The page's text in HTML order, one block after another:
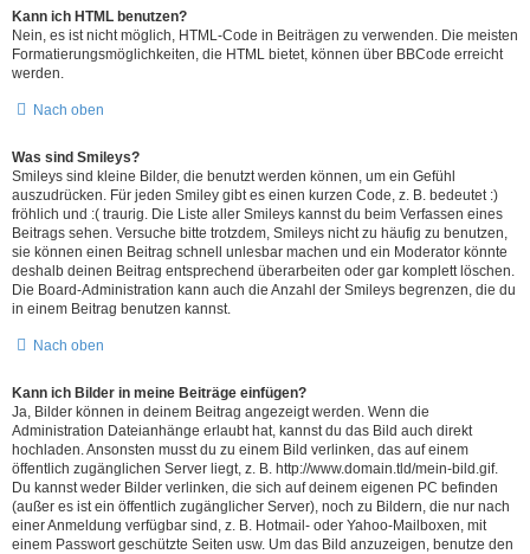
Kann ich HTML benutzen?
Nein, es ist nicht möglich, HTML-Code in Beiträgen zu verwenden. Die meisten
Formatierungsmöglichkeiten, die HTML bietet, können über BBCode erreicht
werden.
Nach oben
Was sind Smileys?
Smileys sind kleine Bilder, die benutzt werden können, um ein Gefühl
auszudrücken. Für jeden Smiley gibt es einen kurzen Code, z. B. bedeutet :)
fröhlich und :( traurig. Die Liste aller Smileys kannst du beim Verfassen eines
Beitrags sehen. Versuche bitte trotzdem, Smileys nicht zu häufig zu benutzen,
sie können einen Beitrag schnell unlesbar machen und ein Moderator könnte
deshalb deinen Beitrag entsprechend überarbeiten oder gar komplett löschen.
Die Board-Administration kann auch die Anzahl der Smileys begrenzen, die du
in einem Beitrag benutzen kannst.
Nach oben
Kann ich Bilder in meine Beiträge einfügen?
Ja, Bilder können in deinem Beitrag angezeigt werden. Wenn die
Administration Dateianhänge erlaubt hat, kannst du das Bild auch direkt
hochladen. Ansonsten musst du zu einem Bild verlinken, das auf einem
öffentlich zugänglichen Server liegt, z. B. http://www.domain.tld/mein-bild.gif.
Du kannst weder Bilder verlinken, die sich auf deinem eigenen PC befinden
(außer es ist ein öffentlich zugänglicher Server), noch zu Bildern, die nur nach
einer Anmeldung verfügbar sind, z. B. Hotmail- oder Yahoo-Mailboxen, mit
einem Passwort geschützte Seiten usw. Um das Bild anzuzeigen, benutze den